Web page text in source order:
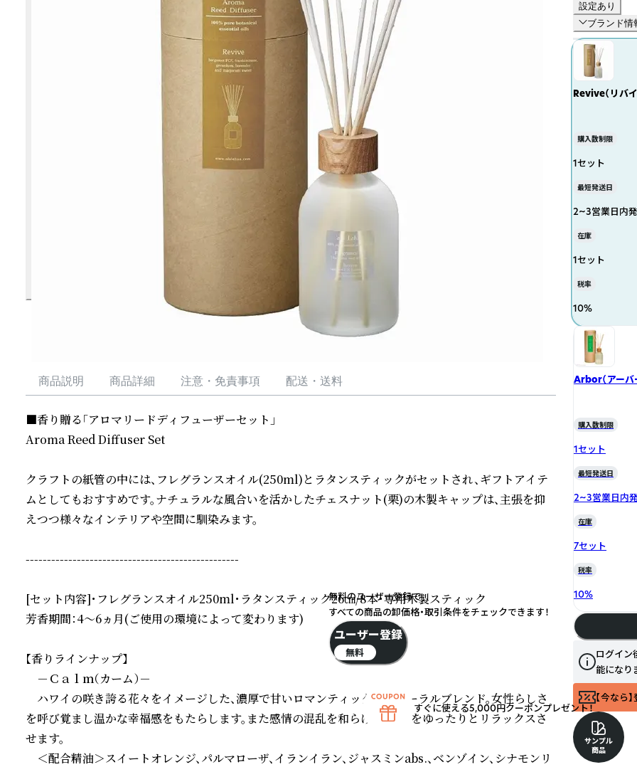
商品説明 商品詳細 注意・免責事項 配送・送料
■香り贈る「アロマリードディフューザーセット」
Aroma Reed Diffuser Set
クラフトの紙管の中には、フレグランスオイル(250ml)とラタンスティックがセットされ、ギフトアイテ
ムとしてもおすすめです。ナチュラルな風合いを活かしたチェスナット(栗)の木製キャップは、主張を抑
えつつ様々なインテリアや空間に馴染みます。
--------------------------------------------------
[セット内容]・フレグランスオイル250ml・ラタンスティック26㎝/8本・専用木製スティック
芳香期間：4～6ヵ月(ご使用の環境によって変わります)
【香りラインナップ】
－Ｃａｌｍ（カーム）－
ハワイの咲き誇る花々をイメージした、濃厚で甘いロマンティックなフローラルブレンド。女性らしさ
を呼び覚まし温かな幸福感をもたらします。また感情の混乱を和らげ、気持ちをゆったりとリラックスさ
せます。
＜配合精油＞スイートオレンジ、パルマローザ、イランイラン、ジャスミンabs.、ベンゾイン、シナモンリ
設定あり
ブランド情
Revive（リバイ
購入数制限
1セット
最短発送日
2~3営業日内
在庫
1セット
税率
10%
Arbor（アーバ
購入数制限
1セット
最短発送日
2~3営業日内
在庫
7セット
税率
10%
ログイン
能になり
【今なら
サンプル
商品
無料のユーザー登録で
すべての商品の卸価格・取引条件をチェックできます！
ユーザー登録
無料
すぐに使える5,000円クーポンプレゼント！